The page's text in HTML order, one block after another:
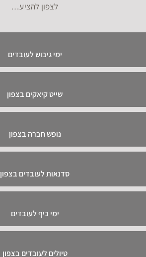
לצפון להציע…
ימי גיבוש לעובדים
שייט קיאקים בצפון
נופש חברה בצפון
סדנאות לעובדים בצפון
ימי כיף לעובדים
טיולים לעובדים בצפון